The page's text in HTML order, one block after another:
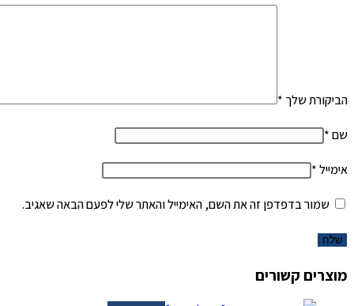
הביקורת שלך*
שם*
אימייל*
שמור בדפדפן זה את השם, האימייל והאתר שלי לפעם הבאה שאגיב.
מוצרים קשורים